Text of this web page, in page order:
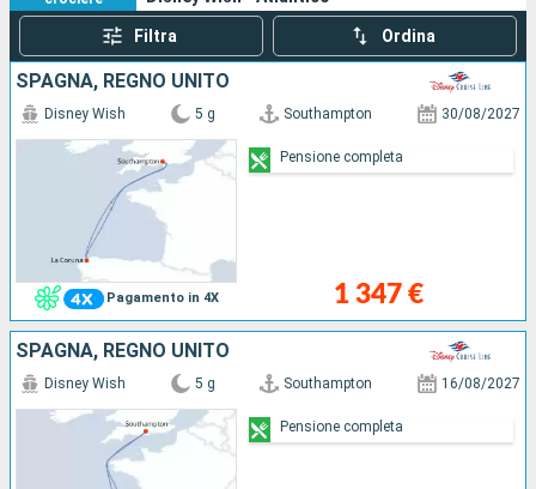
Filtra Ordina
SPAGNA, REGNO UNITO
Pagamento in 4X
Disney Wish 5 g Southampton 30/08/2027
1 347 €
Pensione completa
SPAGNA, REGNO UNITO
Disney Wish 5 g Southampton 16/08/2027
Pensione completa